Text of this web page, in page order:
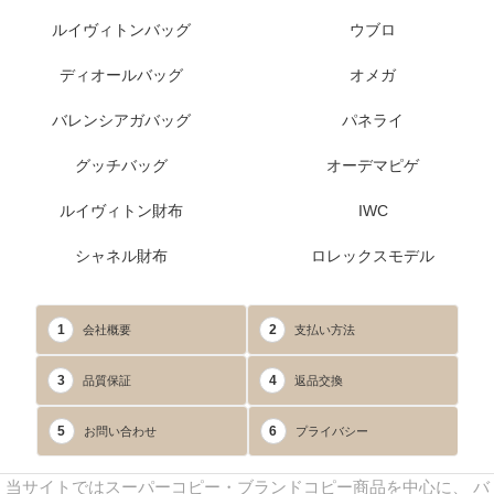
ルイヴィトンバッグ
ディオールバッグ
バレンシアガバッグ
グッチバッグ
ルイヴィトン財布
シャネル財布
ウブロ
オメガ
パネライ
オーデマピゲ
IWC
ロレックスモデル
1 会社概要 2 支払い方法
3 品質保証 4 返品交換
5 お問い合わせ 6 プライバシー
当サイトではスーパーコピー・ブランドコピー商品を中心に、 バ